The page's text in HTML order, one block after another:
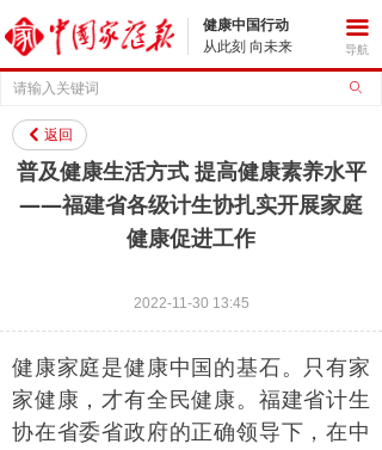
ꄙ
健康中国行动
从此刻 向未来
끀
导航
普及健康生活方式 提高健康素养水平
——福建省各级计生协扎实开展家庭
健康促进工作
낒 返回
2022-11-30 13:45
健康家庭是健康中国的基石。只有家
家健康，才有全民健康。福建省计生
协在省委省政府的正确领导下，在中